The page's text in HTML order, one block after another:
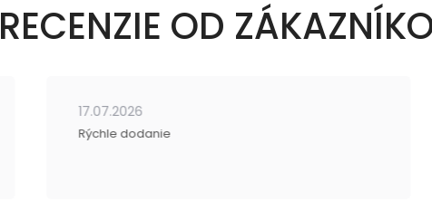
RECENZIE OD
17.07.2026
Rýchle dodanie